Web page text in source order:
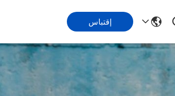
إقتباس